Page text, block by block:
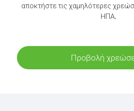
αποκτήστε τις χαμηλότερες
ΗΠΑ.
Προβολή